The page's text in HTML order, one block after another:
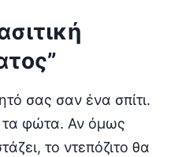
σας σαν ένα σπίτι.
τα φώτα. Αν όμως
το ντεπόζιτο θα